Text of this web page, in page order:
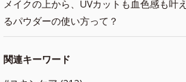
メイクの上から、UVカットも血色感も叶え
るパウダーの使い方って？
関連キーワード